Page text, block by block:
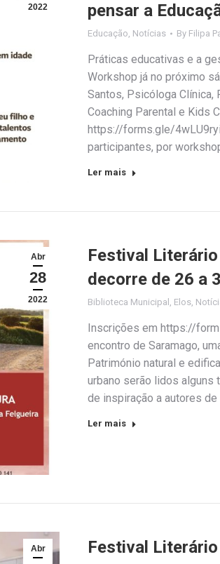
2022
pensar a
Educação, Notícias By Filipa
Práticas educativas e a
Workshop já no próximo
Santos, Psicóloga Clínica,
Coaching Parental e Kids
https://forms.gle/
participantes, por
Ler mais
Abr
28
2022
Festival Literário
decorre de 26 a
Biblioteca Municipal Elos
Inscrições em https://
encontro de Saramago,
Património natural e
urbano serão lidos alguns
de inspiração a autores
Ler mais
Abr
Festival Literário